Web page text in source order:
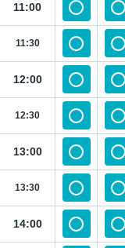
11:00
11:30
12:00
12:30
13:00
13:30
14:00